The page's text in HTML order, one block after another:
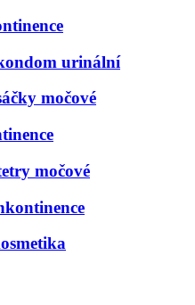
urinální
močové
močové